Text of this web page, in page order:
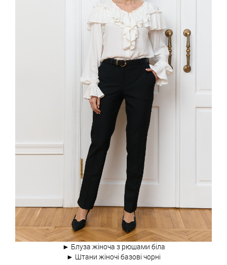
► Блуза жіноча з рюшами біла
► Штани жіночі базові чорні